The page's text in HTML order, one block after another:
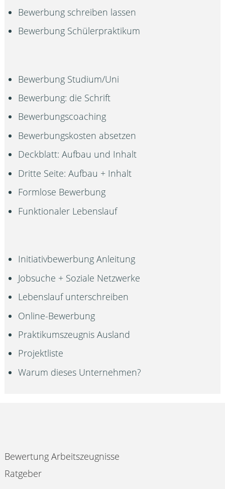
Bewerbung schreiben lassen
Bewerbung Schülerpraktikum
Bewerbung Studium/Uni
Bewerbung: die Schrift
Bewerbungscoaching
Bewerbungskosten absetzen
Deckblatt: Aufbau und Inhalt
Dritte Seite: Aufbau + Inhalt
Formlose Bewerbung
Funktionaler Lebenslauf
Initiativbewerbung Anleitung
Jobsuche + Soziale Netzwerke
Lebenslauf unterschreiben
Online-Bewerbung
Praktikumszeugnis Ausland
Projektliste
Warum dieses Unternehmen?
Bewertung Arbeitszeugnisse
Ratgeber